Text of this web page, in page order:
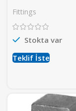
Fittings
Stokta var
Teklif İste